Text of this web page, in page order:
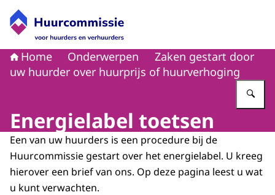
Naar de homepage van Huurcommissie
Home Onderwerpen
Zaken gestart door
uw huurder over huurprijs of huurverhoging
Energielabel toetsen
Een van uw huurders is een procedure bij de
Huurcommissie gestart over het energielabel. U kreeg
hierover een brief van ons. Op deze pagina leest u wat
u kunt verwachten.